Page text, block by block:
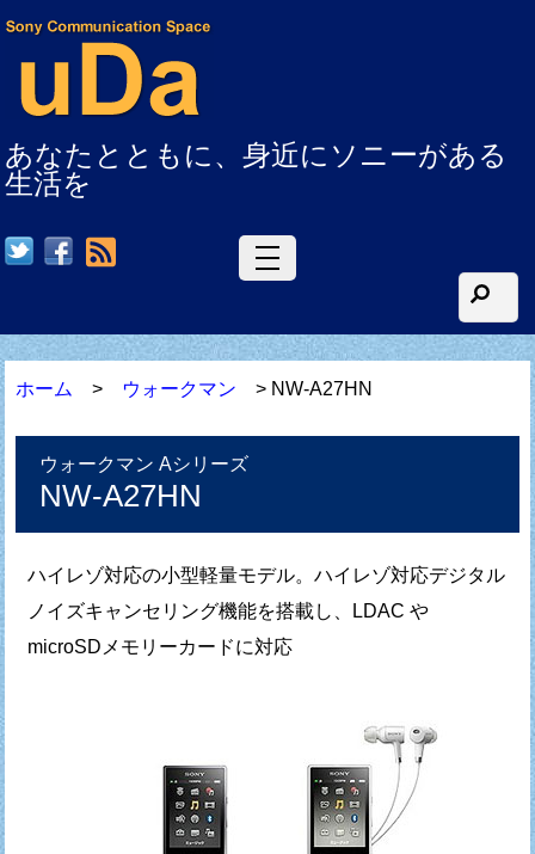
あなたとともに、身近にソニーがある
生活を
ホーム > ウォークマン > NW-A27HN
ウォークマン Aシリーズ
NW-A27HN
ハイレゾ対応の小型軽量モデル。ハイレゾ対応デジタル
ノイズキャンセリング機能を搭載し、LDAC や
microSDメモリーカードに対応